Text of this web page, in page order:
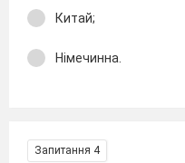
Китай;
Німечинна.
Запитання 4